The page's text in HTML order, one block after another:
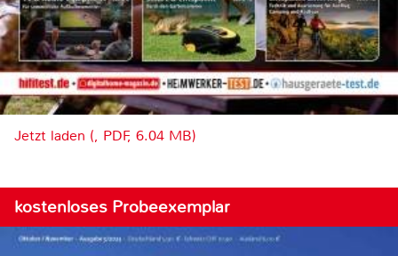
Jetzt laden (, PDF, 6.04 MB)
kostenloses Probeexemplar